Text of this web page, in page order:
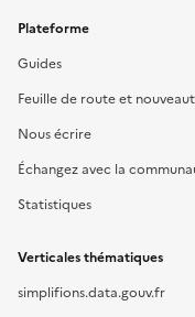
Plateforme
Guides
Feuille de route et
Nous écrire
Échangez avec la
Statistiques
Verticales thématiques
simplifions.data.gouv.fr